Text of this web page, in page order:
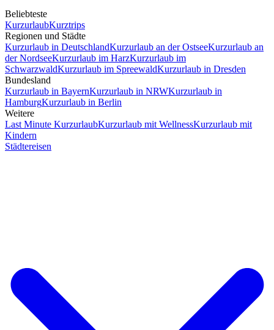
Beliebteste
KurzurlaubKurztrips
Regionen und Städte
Kurzurlaub in DeutschlandKurzurlaub an der OstseeKurzurlaub an
der NordseeKurzurlaub im HarzKurzurlaub im
SchwarzwaldKurzurlaub im SpreewaldKurzurlaub in Dresden
Bundesland
Kurzurlaub in BayernKurzurlaub in NRWKurzurlaub in
HamburgKurzurlaub in Berlin
Weitere
Last Minute KurzurlaubKurzurlaub mit WellnessKurzurlaub mit
Kindern
Städtereisen